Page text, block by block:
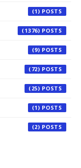
(1)
(1376)
(9)
(72)
(25)
(1)
(2)